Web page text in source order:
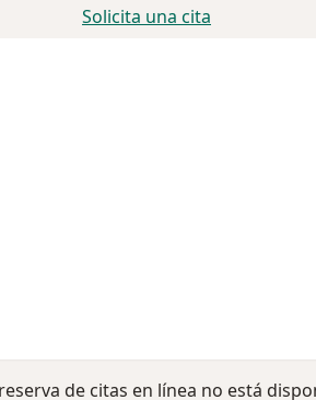
Solicita una cita
de citas en línea no está